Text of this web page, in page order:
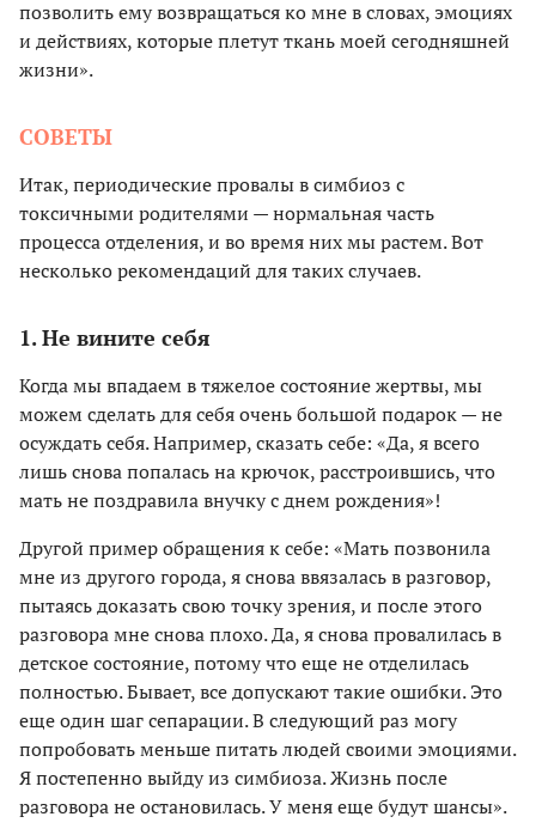
позволить ему возвращаться ко мне в словах, эмоциях
и действиях, которые плетут ткань моей сегодняшней
жизни».
СОВЕТЫ
Итак, периодические провалы в симбиоз с
токсичными родителями — нормальная часть
процесса отделения, и во время них мы растем. Вот
несколько рекомендаций для таких случаев.
1. Не вините себя
Когда мы впадаем в тяжелое состояние жертвы, мы
можем сделать для себя очень большой подарок — не
осуждать себя. Например, сказать себе: «Да, я всего
лишь снова попалась на крючок, расстроившись, что
мать не поздравила внучку с днем рождения»!
Другой пример обращения к себе: «Мать позвонила
мне из другого города, я снова ввязалась в разговор,
пытаясь доказать свою точку зрения, и после этого
разговора мне снова плохо. Да, я снова провалилась в
детское состояние, потому что еще не отделилась
полностью. Бывает, все допускают такие ошибки. Это
еще один шаг сепарации. В следующий раз могу
попробовать меньше питать людей своими эмоциями.
Я постепенно выйду из симбиоза. Жизнь после
разговора не остановилась. У меня еще будут шансы».